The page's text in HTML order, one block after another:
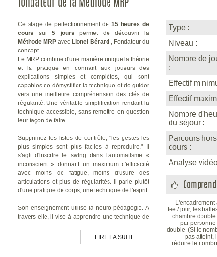
fondateur de la Méthode MRP
Type :
Niveau :
Nombre de
:
Effectif
Effectif
Nombre
du séjour :
Parcours hors
cours :
Analyse
L'encadrement
fee / jour, les
chambre
par
double. (Si le
pas atteint,
réduire le
Ce stage de perfectionnement de15 heures de
cours sur5 jours permet de découvrir la
Méthode MRP avec Lionel Bérard , Fondateur du
concept.
Le MRP combine d'une manière unique la théorie
et la pratique en donnant aux joueurs des
explications simples et complètes, qui sont
capables de démystifier la technique et de guider
vers une meilleure compréhension des clés de
régularité. Une véritable simplification rendant la
technique accessible, sans remettre en question
leur façon de faire.
Supprimez les listes de contrôle, "les gestes les
plus simples sont plus faciles à reproduire."
s'agit d'inscrire le swing dans l'automatisme «
inconscient » donnant un maximum d'efficacité
avec moins de fatigue, moins d'usure des
articulations et plus de régularités.
Il parle plutôt
d'une pratique de corps, une technique de l'esprit.
Son enseignement utilise la neuro-pédagogie.A
travers elle, il vise à apprendre une technique de
joueurs donnent en associant des images
mentales à des ressentis.Ici, pas de correction
LIRE LA SUITE